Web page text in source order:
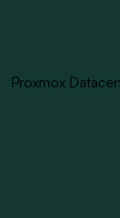
Proxmox